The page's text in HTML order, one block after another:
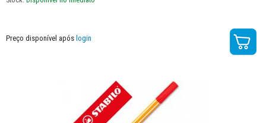
Preço disponível após login